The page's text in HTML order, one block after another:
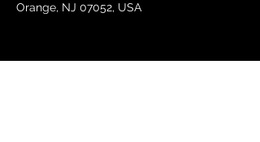
Orange, NJ 07052, USA